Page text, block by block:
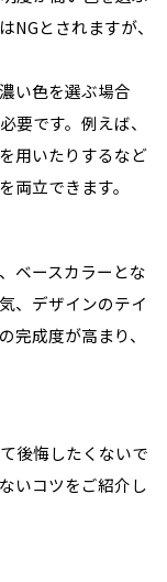
NGとされますが、
い色を選ぶ場合
要です。例えば、
用いたりするなど
両立できます。
ベースカラーとな
、デザインのテイ
完成度が高まり、
後悔したくないで
いコツをご紹介し